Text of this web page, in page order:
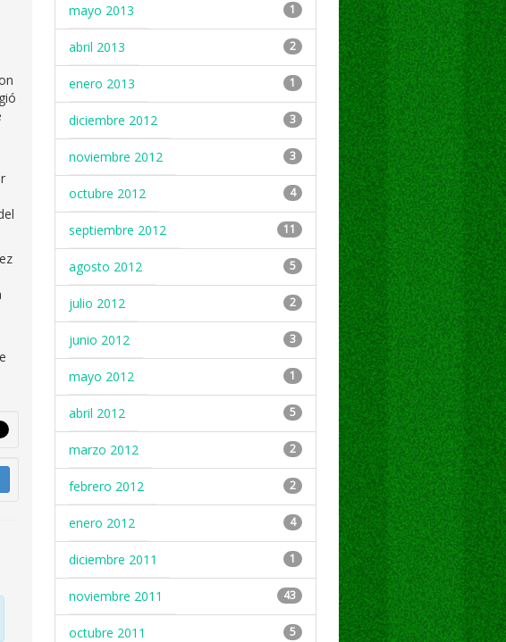
mayo 2013 1
abril 2013 2
enero 2013 1
diciembre 2012 3
noviembre 2012 3
octubre 2012 4
septiembre 2012 11
agosto 2012 5
julio 2012 2
junio 2012 3
mayo 2012 1
abril 2012 5
marzo 2012 2
febrero 2012 2
enero 2012 4
diciembre 2011 1
noviembre 2011 43
octubre 2011 5